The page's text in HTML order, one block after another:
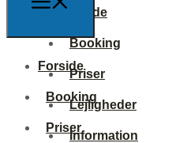
Forside
Booking
Priser
Lejligheder
Information
Forside
Booking
Priser